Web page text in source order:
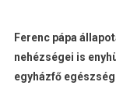
Ferenc pápa
nehézségei is
egyházfő